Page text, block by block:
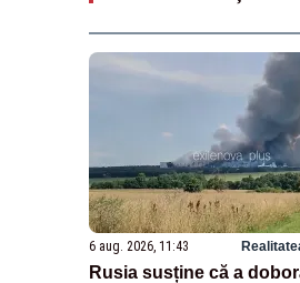
6 aug. 2026, 11:43
Rusia susține că a